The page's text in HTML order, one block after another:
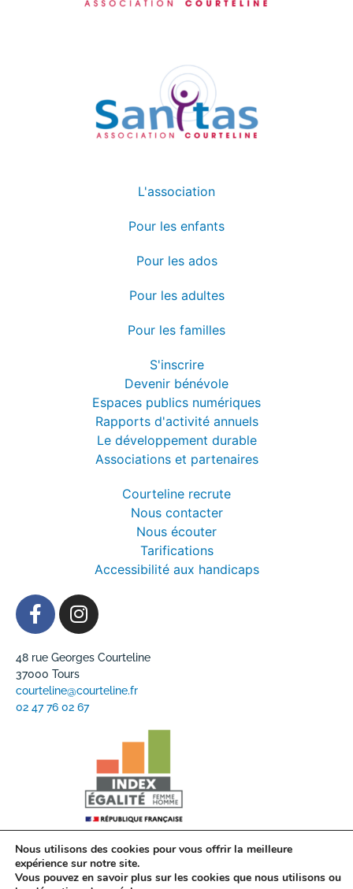
L'association
Pour les enfants
Pour les ados
Pour les adultes
Pour les familles
S'inscrire
Devenir bénévole
Espaces publics numériques
Rapports d'activité annuels
Le développement durable
Associations et partenaires
Courteline recrute
Nous contacter
Nous écouter
Tarifications
Accessibilité aux handicaps
48 rue Georges Courteline
37000 Tours
courteline@courteline.fr
02 47 76 02 67
Mentions légales Politique de confidentialité
Nous utilisons des cookies pour vous offrir la meilleure
expérience sur notre site.
Vous pouvez en savoir plus sur les cookies que nous utilisons ou